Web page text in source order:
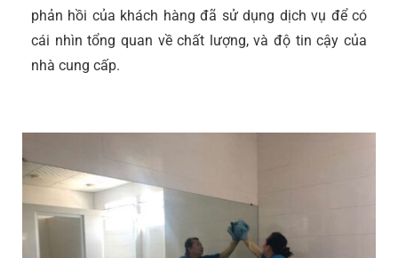
phản hồi của khách hàng đã sử dụng dịch vụ để có
cái nhìn tổng quan về chất lượng, và độ tin cậy của
nhà cung cấp.